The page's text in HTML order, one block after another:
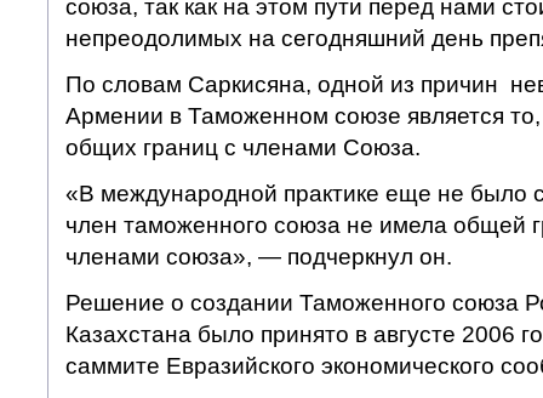
союза, так как на этом пути перед нами
непреодолимых на сегодняшний день
По словам Саркисяна, одной из причин
Армении в Таможенном союзе является
общих границ с членами Союза.
«В международной практике еще не было
член таможенного союза не имела общей
членами союза», — подчеркнул он.
Решение о создании Таможенного союза
Казахстана было принято в августе 2006
саммите Евразийского экономического